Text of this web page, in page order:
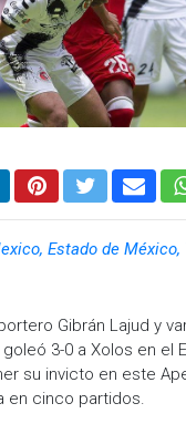
Estado de México,
Gibrán Lajud y
3-0 a Xolos en el
su invicto en este
en cinco partidos.